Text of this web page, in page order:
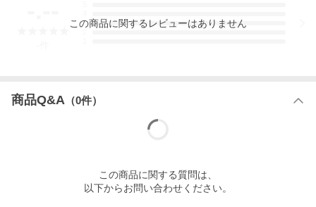
3
この商品に関するレビューはありません
商品Q&A （0件）
この商品に関する質問は、
以下からお問い合わせください。